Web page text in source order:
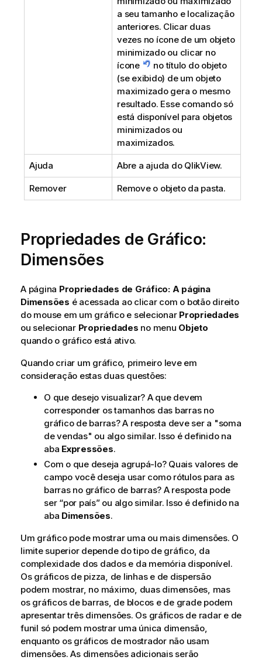
a seu tamanho e localização
anteriores. Clicar duas
vezes no ícone de um objeto
minimizado ou clicar no
ícone
no título do objeto
(se exibido) de um objeto
maximizado gera o mesmo
resultado. Esse comando só
está disponível para objetos
minimizados ou
maximizados.
Ajuda Abre a ajuda do QlikView.
Remover Remove o objeto da pasta.
Propriedades de Gráfico:
Dimensões
A página Propriedades de Gráfico: A página
Dimensões é acessada ao clicar com o botão direito
do mouse em um gráfico e selecionar Propriedades
ou selecionar Propriedades no menu Objeto
quando o gráfico está ativo.
Quando criar um gráfico, primeiro leve em
consideração estas duas questões:
O que desejo visualizar? A que devem
corresponder os tamanhos das barras no
gráfico de barras? A resposta deve ser a "soma
de vendas" ou algo similar. Isso é definido na
aba Expressões.
Com o que deseja agrupá-lo? Quais valores de
campo você deseja usar como rótulos para as
barras no gráfico de barras? A resposta pode
ser “por país” ou algo similar. Isso é definido na
aba Dimensões.
Um gráfico pode mostrar uma ou mais dimensões. O
limite superior depende do tipo de gráfico, da
complexidade dos dados e da memória disponível.
Os gráficos de pizza, de linhas e de dispersão
podem mostrar, no máximo, duas dimensões, mas
os gráficos de barras, de blocos e de grade podem
apresentar três dimensões. Os gráficos de radar e de
funil só podem mostrar uma única dimensão,
enquanto os gráficos de mostrador não usam
dimensões. As dimensões adicionais serão